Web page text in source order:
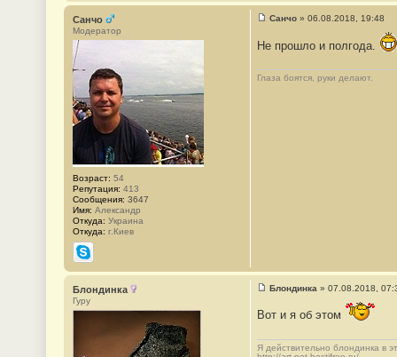
Санчо
Модератор
Возраст: 54
Репутация: 413
Сообщения: 3647
Имя: Александр
Откуда: Украина
Откуда: г.Киев
Skype
о
щ
е
Санчо » 06.08.2018, 19:48
Не прошло и полгода.
Глаза боятся, руки делают.
Блондинка
Гуру
о
щ
е
Блондинка » 07.08.2018,
Вот и я об этом
Я действительно блондинка в